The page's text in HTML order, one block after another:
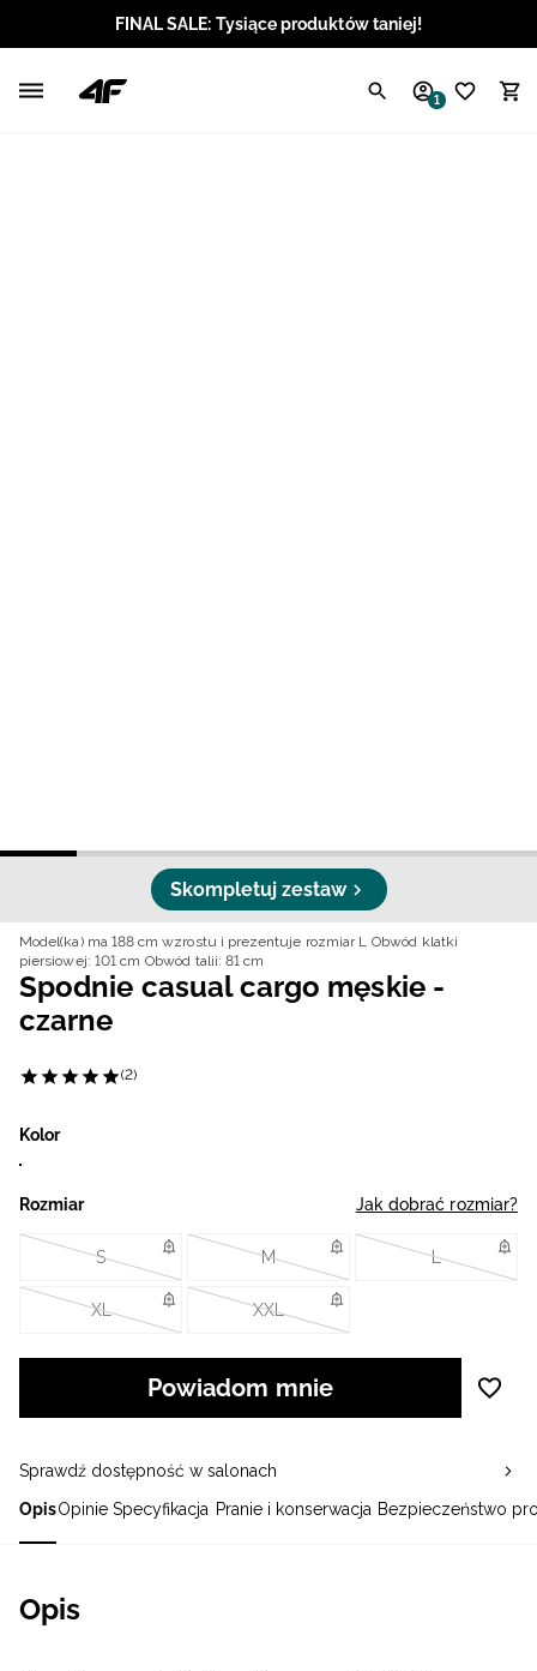
FINAL SALE: Tysiące produktów taniej!
1
Skompletuj zestaw
Model(ka) ma 188 cm wzrostu i prezentuje rozmiar L Obwód klatki
piersiowej: 101 cm Obwód talii: 81 cm
OpisOpinie Specyfikacja Pranie i konserwacja Bezpieczeństwo
Opis
Spodnie casual cargo męskie -
czarne
(2)
Kolor
Rozmiar Jak dobrać rozmiar?
S M L
XL XXL
Powiadom mnie
Sprawdź dostępność w salonach